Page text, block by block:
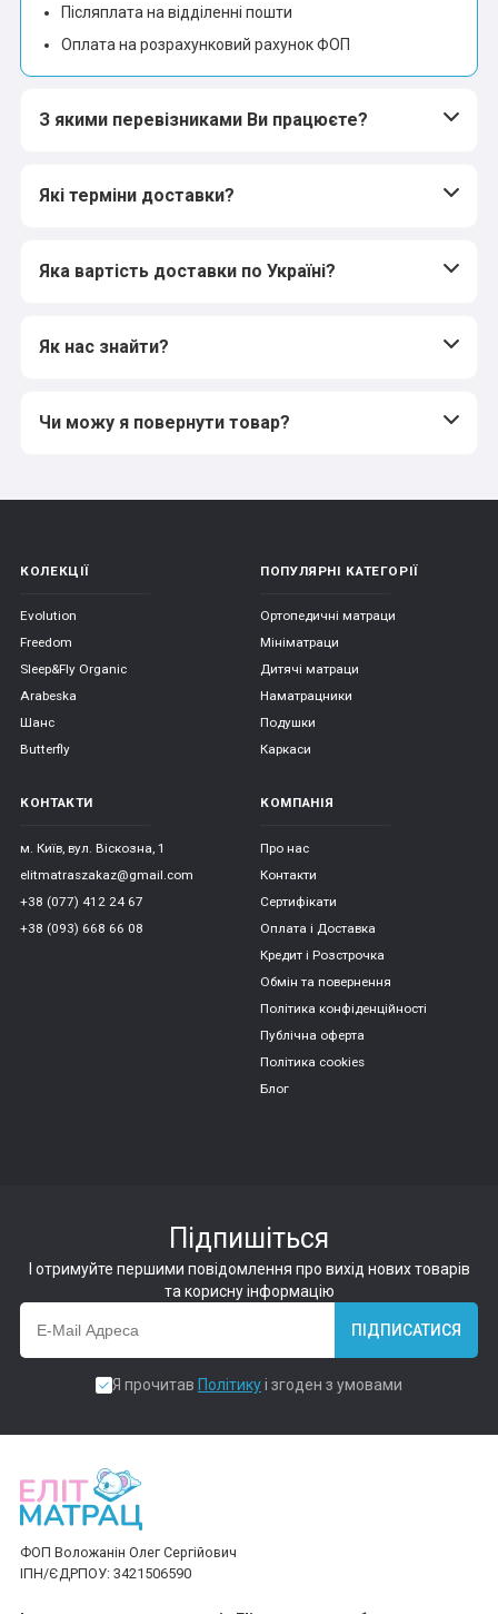
Післяплата на відділенні пошти
Оплата на розрахунковий рахунок ФОП
З якими перевізниками Ви працюєте?
Які терміни доставки?
Яка вартість доставки по Україні?
Як нас знайти?
Чи можу я повернути товар?
КОЛЕКЦІЇ
Evolution
Freedom
Sleep&Fly Organic
Arabeska
Шанс
Butterfly
ПОПУЛЯРНІ КАТЕГОРІЇ
Ортопедичні матраци
Мініматраци
Дитячі матраци
Наматрацники
Подушки
Каркаси
КОНТАКТИ
м. Київ, вул. Віскозна, 1
elitmatraszakaz@gmail.com
+38 (077) 412 24 67
+38 (093) 668 66 08
КОМПАНІЯ
Про нас
Контакти
Сертифікати
Оплата і Доставка
Кредит і Розстрочка
Обмін та повернення
Політика конфіденційності
Публічна оферта
Політика cookies
Блог
Підпишіться
І отримуйте першими повідомлення про вихід нових товарів
та корисну інформацію
ПІДПИСАТИСЯ
Я прочитав Політикуі згоден з умовами
ФОП Воложанін Олег Сергійович
ІПН/ЄДРПОУ: 3421506590